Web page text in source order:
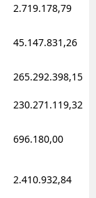
2.719.178,79
45.147.831,26
265.292.398,15
230.271.119,32
696.180,00
2.410.932,84